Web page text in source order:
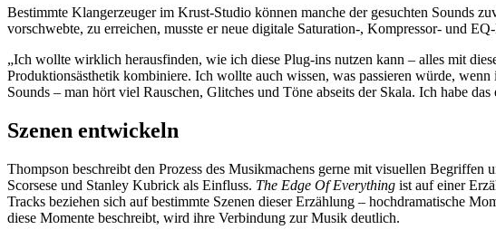
Bestimmte Klangerzeuger im Krust-Studio können manche der gesuchten Sounds
vorschwebte, zu erreichen, musste er neue digitale Saturation-, Kompressor- und
„Ich wollte wirklich herausfinden, wie ich diese Plug-ins nutzen kann – alles mit
Produktionsästhetik kombiniere. Ich wollte auch wissen, was passieren würde,
Sounds – man hört viel Rauschen, Glitches und Töne abseits der Skala. Ich habe
Szenen entwickeln
Thompson beschreibt den Prozess des Musikmachens gerne mit visuellen
Scorsese und Stanley Kubrick als Einfluss. The Edge Of Everything ist auf einer
Tracks beziehen sich auf bestimmte Szenen dieser Erzählung – hochdramatische
diese Momente beschreibt, wird ihre Verbindung zur Musik deutlich.